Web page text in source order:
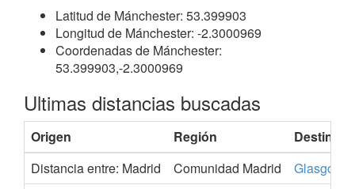
Latitud de Mánchester: 53.399903
Longitud de Mánchester: -2.3000969
Coordenadas de Mánchester:
53.399903,-2.3000969
Ultimas distancias buscadas
Origen Región
Destino
Distancia entre: Madrid
Comunidad Madrid
Glasgow